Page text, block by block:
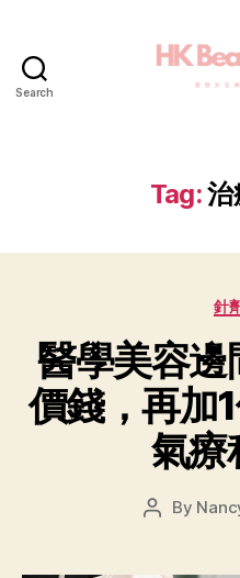
Search
Tag:治
針
醫學美容邊
價錢，再加
氣療
By